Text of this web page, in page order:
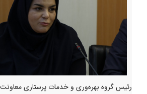
رئیس گروه بهره‌وری و خدمات پرستاری معاونت